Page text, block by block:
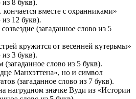
из 8 букв).
вместе с охранниками»
из 12 букв).
(загаданное слово из 5
кружится от весенней кутерьмы»
из 3 букв).
(загаданное слово из 5 букв).
Манхэттена», но и символ
(загаданное слово из 7 букв).
нагрудном значке Вуди из «Истории